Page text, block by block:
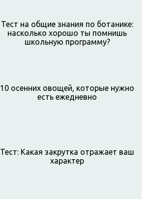
Тест на общие знания по ботанике:
насколько хорошо ты помнишь
школьную программу?
10 осенних овощей, которые нужно
есть ежедневно
Тест: Какая закрутка отражает ваш
характер